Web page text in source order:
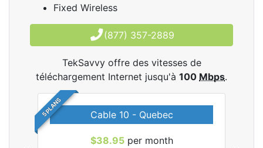
Fixed Wireless
(877) 357-2889
TekSavvy offre des vitesses de
téléchargement Internet jusqu'à 100 Mbps.
5 PLANS Cable 10 - Quebec
$38.95per month